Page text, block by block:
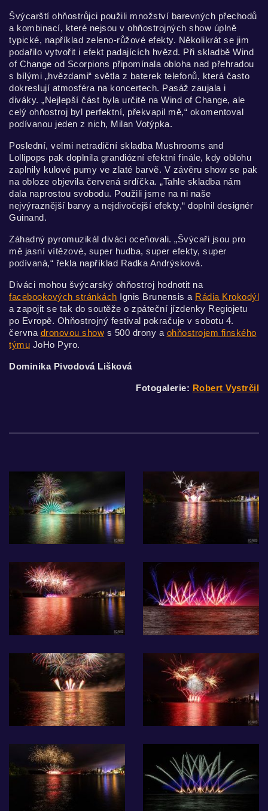
Švýcarští ohňostrůjci použili množství barevných přechodů
a kombinací, které nejsou v ohňostrojných show úplně
typické, například zeleno-růžové efekty. Několikrát se jim
podařilo vytvořit i efekt padajících hvězd. Při skladbě Wind
of Change od Scorpions připomínala obloha nad přehradou
s bílými „hvězdami“ světla z baterek telefonů, která často
dokreslují atmosféra na koncertech. Pasáž zaujala i
diváky. „Nejlepší část byla určitě na Wind of Change, ale
celý ohňostroj byl perfektní, překvapil mě,“ okomentoval
podívanou jeden z nich, Milan Votýpka.
Poslední, velmi netradiční skladba Mushrooms and
Lollipops pak doplnila grandiózní efektní finále, kdy oblohu
zaplnily kulové pumy ve zlaté barvě. V závěru show se pak
na obloze objevila červená srdíčka. „Tahle skladba nám
dala naprostou svobodu. Použili jsme na ni naše
nejvýraznější barvy a nejdivočejší efekty,“ doplnil designér
Guinand.
Záhadný pyromuzikál diváci oceňovali. „Švýcaři jsou pro
mě jasní vítězové, super hudba, super efekty, super
podívaná,“ řekla například Radka Andrýsková.
Diváci mohou švýcarský ohňostroj hodnotit na
facebookových stránkách Ignis Brunensis a Rádia Krokodýl
a zapojit se tak do soutěže o zpáteční jízdenky Regiojetu
po Evropě. Ohňostrojný festival pokračuje v sobotu 4.
června dronovou show s 500 drony a ohňostrojem finského
týmu JoHo Pyro.
Dominika Pivodová Lišková
Fotogalerie: Robert Vystrčil